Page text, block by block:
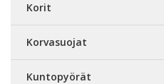
Korit
Korvasuojat
Kuntopyörät